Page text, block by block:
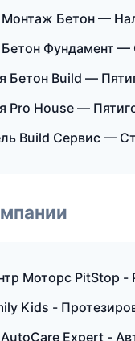
Бетон —
Фундамент —
Бетон Build —
Pro House —
Build Сервис —
Моторс PitStop -
Kids -
Expert -